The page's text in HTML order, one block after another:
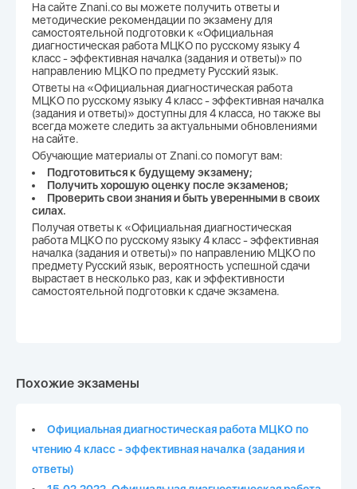
На сайте Znani.co вы можете получить ответы и
методические рекомендации по экзамену для
самостоятельной подготовки к «Официальная
диагностическая работа МЦКО по русскому языку 4
класс - эффективная началка (задания и ответы)» по
направлению МЦКО по предмету Русский язык.
Ответы на «Официальная диагностическая работа
МЦКО по русскому языку 4 класс - эффективная началка
(задания и ответы)» доступны для 4 класса, но также вы
всегда можете следить за актуальными обновлениями
на сайте.
Обучающие материалы от Znani.co помогут вам:
Подготовиться к будущему экзамену;
Получить хорошую оценку после экзаменов;
Проверить свои знания и быть уверенными в своих
силах.
Получая ответы к «Официальная диагностическая
работа МЦКО по русскому языку 4 класс - эффективная
началка (задания и ответы)» по направлению МЦКО по
предмету Русский язык, вероятность успешной сдачи
вырастает в несколько раз, как и эффективности
самостоятельной подготовки к сдаче экзамена.
Похожие экзамены
Официальная диагностическая работа МЦКО по
чтению 4 класс - эффективная началка (задания и
ответы)